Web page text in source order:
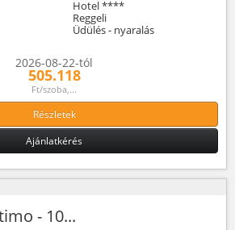
Hotel ****
Reggeli
Üdülés - nyaralás
2026-08-22-tól
505.118
Ft/szoba,...
Részletek
Ajánlatkérés
- 10...